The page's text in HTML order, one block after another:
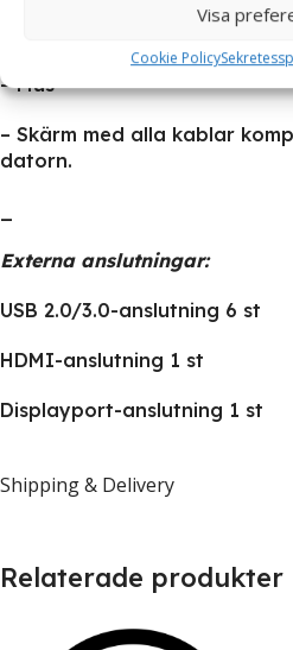
Visa
Cookie Policy
– Mus
– Skärm med alla kablar
datorn.
Externa anslutningar:
USB 2.0/3.0-anslutning 6 st
HDMI-anslutning 1 st
Displayport-anslutning 1 st
Shipping & Delivery
Relaterade produkter